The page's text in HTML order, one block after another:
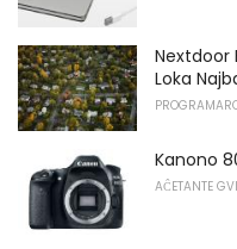
Nextdoor
Loka
Kanono
AĈETANTE